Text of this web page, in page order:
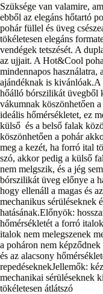
Szüksége van valamire,
ebből az elegáns hőtartó
pohár füllel és üveg
tӧkéletesen elegáns
vendégek tetszését. A
az ujjait. A Hot&Cool
mindennapos használatra,
ajándéknak is
hőálló bórszilikát üvegből
vákumnak kӧszӧnhetően
ideális hőmérsékletet, ez
külső és a belső falak
kӧszӧnhetően a pohár
meg a kezét, ha forró ital
szó, akkor pedig a külső
nem melgszik, és a jég
bórszilikát üveg előnye a
hogy ellenáll a magas és
mechanikus sérüléseknek
hatásának.Előnyӧk:
hőmérsékletét a forró
italok nem melegszenek
a poháron nem
és az alacsony
repedéseknekJellemők:
mechanikai sérüléseknek
tökéletesen átlátszó